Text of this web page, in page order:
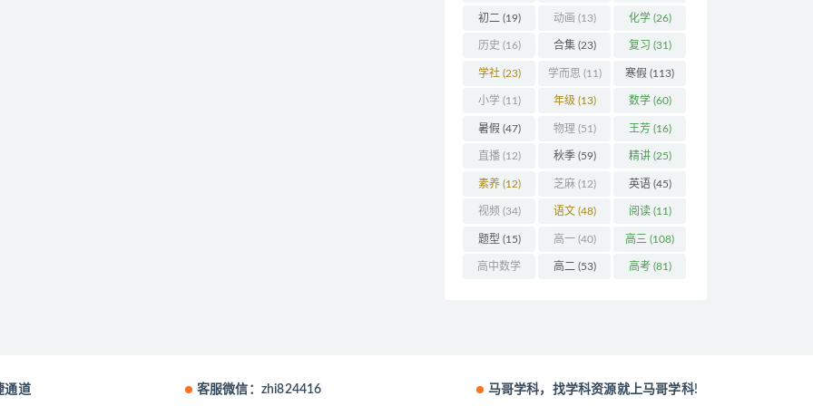
(32)
初二 (19) 动画 (13) 化学(26)
历史 (16) 合集(23) 复习 (31)
学社(23) 学而思 (11) 寒假 (113)
小学(11) 年级 (13) 数学(60)
暑假 (47) 物理 (51) 王芳(16)
直播(12) 秋季(59) 精讲(25)
素养(12) 芝麻(12) 英语(45)
视频 (34) 语文(48) 阅读(11)
题型 (15) 高一(40) 高三 (108)
高中数学 高二 (53) 高考(81)
通道 客服微信：zhi824416 马哥学科，找学科资源就上马哥学科!